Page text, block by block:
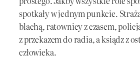
spotkały w jednym punkcie.
blachą, ratownicy z czasem,
z przekazem do radia, a ksiądz z
człowieka.